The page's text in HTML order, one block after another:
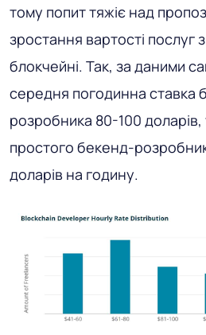
тому попит тяжіє над
зростання вартості послуг
блокчейні. Так, за даними
середня погодинна ставка
розробника 80-100 доларів,
простого бекенд-
доларів на годину.